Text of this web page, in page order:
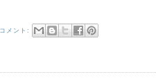
メント: